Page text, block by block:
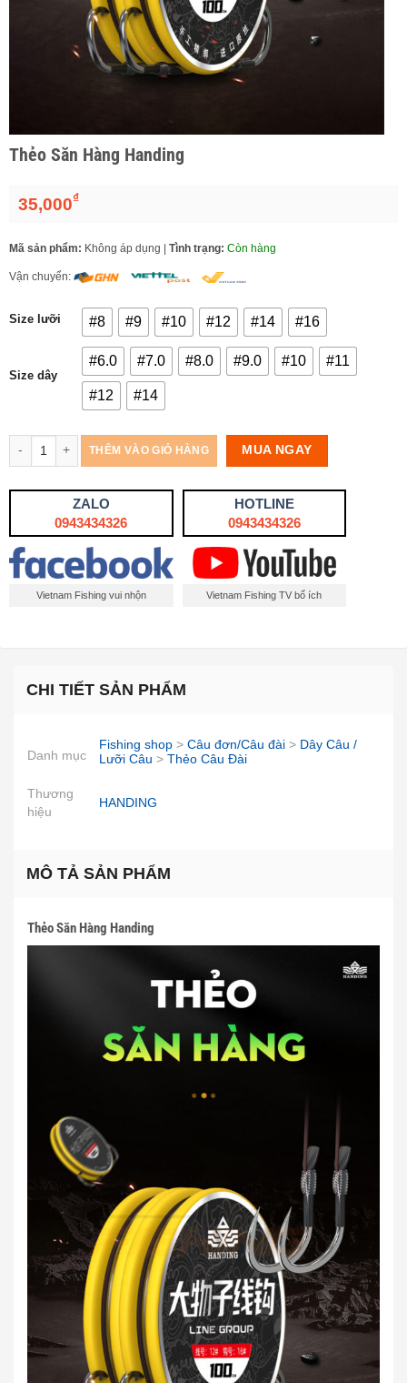
Thẻo Săn Hàng Handing
35,000₫
Mã sản phẩm: Không áp dụng | Tình trạng: Còn hàng
Vận chuyển:
Size lưỡi #8 #9 #10 #12 #14 #16
Size dây
#6.0 #7.0 #8.0 #9.0 #10 #11
#12 #14
Số lượng THÊM VÀO GIỎ HÀNG MUA NGAY
ZALO
0943434326
HOTLINE
0943434326
Vietnam Fishing vui nhộn Vietnam Fishing TV bổ ích
CHI TIẾT SẢN PHẨM
Danh mục
Fishing shop > Câu đơn/Câu đài > Dây Câu /
Lưỡi Câu > Thẻo Câu Đài
Thương
hiệu
HANDING
MÔ TẢ SẢN PHẨM
Thẻo Săn Hàng Handing